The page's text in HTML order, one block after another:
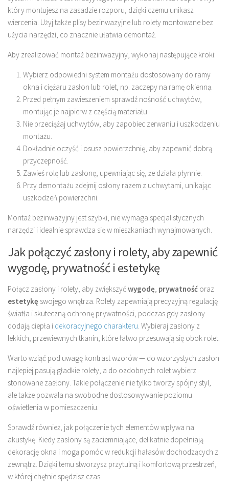
który montujesz na zasadzie rozporu, dzięki czemu unikasz
wiercenia. Użyj także plisy bezinwazyjne lub rolety montowane bez
użycia narzędzi, co znacznie ułatwia demontaż.
Aby zrealizować montaż bezinwazyjny, wykonaj następujące kroki:
Wybierz odpowiedni system montażu dostosowany do ramy
okna i ciężaru zasłon lub rolet, np. zaczepy na ramę okienną.
Przed pełnym zawieszeniem sprawdź nośność uchwytów,
montując je najpierw z częścią materiału.
Nie przeciążaj uchwytów, aby zapobiec zerwaniu i uszkodzeniu
montażu.
Dokładnie oczyść i osusz powierzchnię, aby zapewnić dobrą
przyczepność.
Zawieś rolę lub zasłonę, upewniając się, że działa płynnie.
Przy demontażu zdejmij osłony razem z uchwytami, unikając
uszkodzeń powierzchni.
Montaż bezinwazyjny jest szybki, nie wymaga specjalistycznych
narzędzi i idealnie sprawdza się w mieszkaniach wynajmowanych.
Jak połączyć zasłony i rolety, aby zapewnić
wygodę, prywatność i estetykę
Połącz zasłony i rolety, aby zwiększyć wygodę, prywatność oraz
estetykę swojego wnętrza. Rolety zapewniają precyzyjną regulację
światła i skuteczną ochronę prywatności, podczas gdy zasłony
dodają ciepła i dekoracyjnego charakteru. Wybieraj zasłony z
lekkich, przewiewnych tkanin, które łatwo przesuwają się obok rolet.
Warto wziąć pod uwagę kontrast wzorów — do wzorzystych zasłon
najlepiej pasują gładkie rolety, a do ozdobnych rolet wybierz
stonowane zasłony. Takie połączenie nie tylko tworzy spójny styl,
ale także pozwala na swobodne dostosowywanie poziomu
oświetlenia w pomieszczeniu.
Sprawdź również, jak połączenie tych elementów wpływa na
akustykę. Kiedy zasłony są zaciemniające, delikatnie dopełniają
dekorację okna i mogą pomóc w redukcji hałasów dochodzących z
zewnątrz. Dzięki temu stworzysz przytulną i komfortową przestrzeń,
w której chętnie spędzisz czas.